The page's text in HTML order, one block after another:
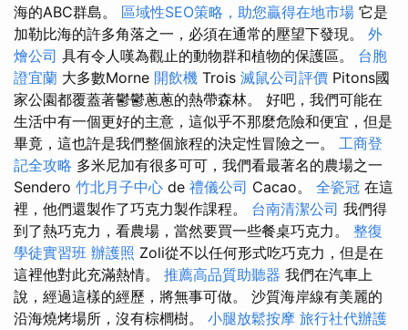
海的ABC群島。 區域性SEO策略，助您贏得在地市場 它是
加勒比海的許多角落之一，必須在通常的壓望下發現。 外
燴公司 具有令人嘆為觀止的動物群和植物的保護區。 台胞
證宜蘭 大多數Morne 開飲機 Trois 滅鼠公司評價 Pitons國
家公園都覆蓋著鬱鬱蔥蔥的熱帶森林。 好吧，我們可能在
生活中有一個更好的主意，這似乎不那麼危險和便宜，但是
畢竟，這也許是我們整個旅程的決定性冒險之一。 工商登
記全攻略 多米尼加有很多可可，我們看最著名的農場之一
Sendero 竹北月子中心 de 禮儀公司 Cacao。 全瓷冠 在這
裡，他們還製作了巧克力製作課程。 台南清潔公司 我們得
到了熱巧克力，看農場，當然要買一些餐桌巧克力。 整復
學徒實習班 辦護照 Zoli從不以任何形式吃巧克力，但是在
這裡他對此充滿熱情。 推薦高品質助聽器 我們在汽車上
說，經過這樣的經歷，將無事可做。 沙質海岸線有美麗的
沿海燒烤場所，沒有棕櫚樹。 小腿放鬆按摩 旅行社代辦護